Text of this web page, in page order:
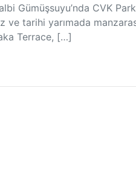
Gümüşsuyu’nda CVK
ve tarihi yarımada
Terrace, […]